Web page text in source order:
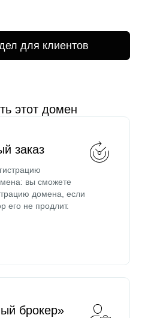
для клиентов
этот домен
заказ
вы сможете
домена, если
его не продлит.
брокер»